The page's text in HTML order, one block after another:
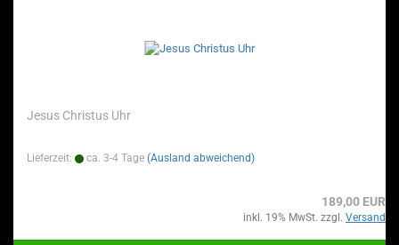
Jesus Christus Uhr
Lieferzeit: ca. 3-4 Tage (Ausland abweichend)
189,00 EUR
inkl. 19% MwSt. zzgl. Versand